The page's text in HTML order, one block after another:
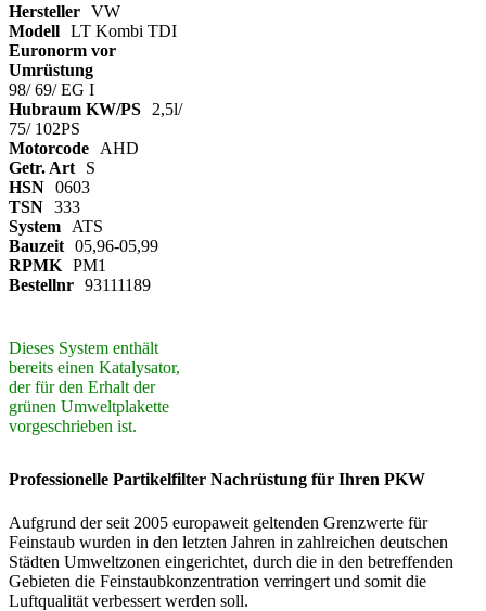
Hersteller VW
Modell LT Kombi TDI
Euronorm vor
Umrüstung
98/ 69/ EG I
Hubraum KW/PS
2,5l/
75/ 102PS
Motorcode
AHD
Getr. Art
S
HSN 0603
TSN 333
System
ATS
Bauzeit 05,96-05,99
RPMK PM1
Bestellnr 93111189
Dieses System enthält
bereits einen Katalysator,
der für den Erhalt der
grünen Umweltplakette
vorgeschrieben ist.
Professionelle Partikelfilter Nachrüstung für Ihren PKW
Aufgrund der seit 2005 europaweit geltenden Grenzwerte für
Feinstaub wurden in den letzten Jahren in zahlreichen deutschen
Städten Umweltzonen eingerichtet, durch die in den betreffenden
Gebieten die Feinstaubkonzentration verringert und somit die
Luftqualität verbessert werden soll.